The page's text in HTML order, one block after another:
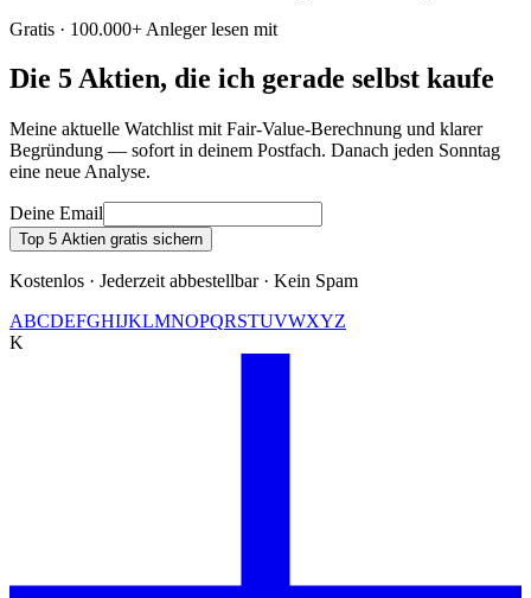
Gratis · 100.000+ Anleger lesen mit
Die 5 Aktien, die ich gerade selbst kaufe
Meine aktuelle Watchlist mit Fair-Value-Berechnung und klarer
Begründung — sofort in deinem Postfach. Danach jeden Sonntag
eine neue Analyse.
Deine Email
Top 5 Aktien gratis sichern
Kostenlos · Jederzeit abbestellbar · Kein Spam
ABCDEFGHIJKLMNOPQRSTUVWXYZ
K